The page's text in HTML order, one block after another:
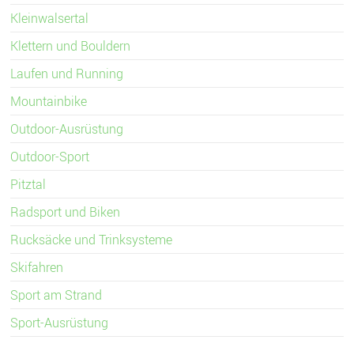
Kleinwalsertal
Klettern und Bouldern
Laufen und Running
Mountainbike
Outdoor-Ausrüstung
Outdoor-Sport
Pitztal
Radsport und Biken
Rucksäcke und Trinksysteme
Skifahren
Sport am Strand
Sport-Ausrüstung